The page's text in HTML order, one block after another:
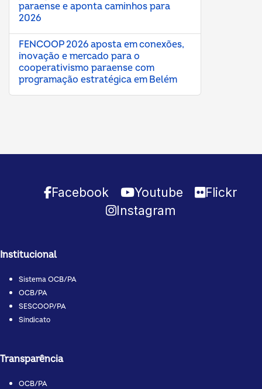
paraense e aponta caminhos para
2026
FENCOOP 2026 aposta em conexões,
inovação e mercado para o
cooperativismo paraense com
programação estratégica em Belém
Facebook Youtube
Flickr
Instagram
Institucional
Sistema OCB/PA
OCB/PA
SESCOOP/PA
Sindicato
Transparência
OCB/PA